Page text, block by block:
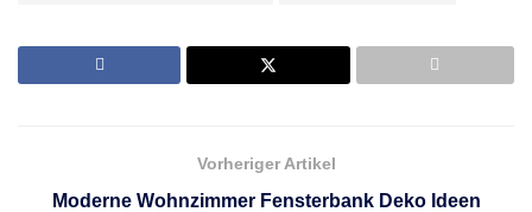
Vorheriger Artikel
Moderne Wohnzimmer Fensterbank Deko Ideen